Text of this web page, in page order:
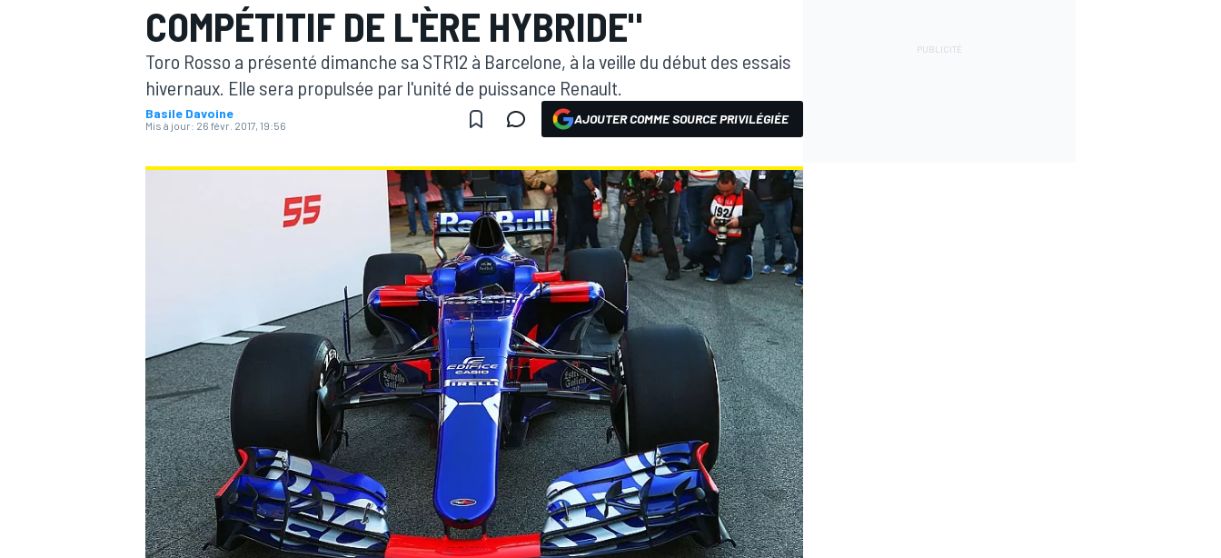
WRC
COMPÉTITIF DE L'ÈRE HYBRIDE"
Toro Rosso a présenté dimanche sa STR12 à Barcelone, à la veille du début des essais
hivernaux. Elle sera propulsée par l'unité de puissance Renault.
Basile Davoine
Mis à jour: 26 févr. 2017, 19:56 AJOUTER COMME SOURCE PRIVILÉGIÉE